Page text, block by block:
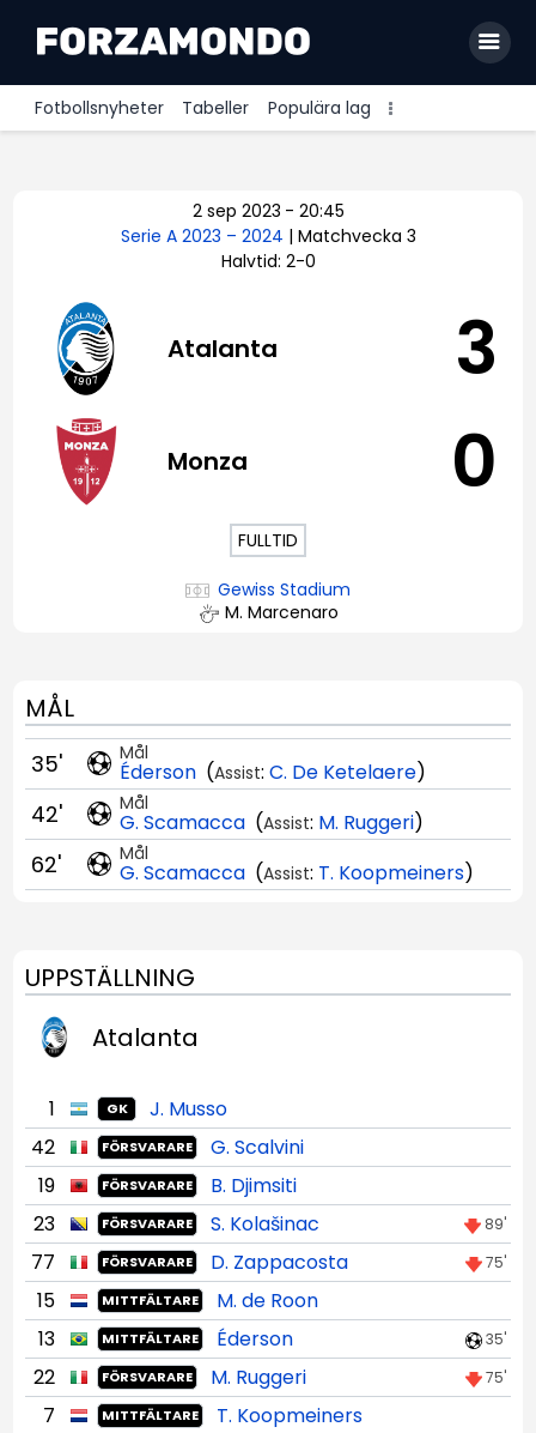
Fotbollsnyheter Tabeller Populära lag
Premier League
Bundesliga
Serie A
2 sep 2023 - 20:45
Serie A 2023 – 2024 | Matchvecka 3
Halvtid: 2-0
Atalanta 3
Monza 0
FULLTID
Gewiss Stadium
M. Marcenaro
MÅL
Mål
Éderson (Assist: C. De Ketelaere)
35'
Mål
G. Scamacca (Assist: M. Ruggeri)
42'
Mål
G. Scamacca (Assist: T. Koopmeiners)
62'
UPPSTÄLLNING
Atalanta
1 GK
J. Musso
42
FÖRSVARARE
G. Scalvini
19
FÖRSVARARE
B. Djimsiti
23
FÖRSVARARE S. Kolašinac 89'
77 FÖRSVARARE D. Zappacosta 75'
15 MITTFÄLTARE
M. de Roon
13
MITTFÄLTARE Éderson 35'
22 FÖRSVARARE M. Ruggeri 75'
7 MITTFÄLTARE
T. Koopmeiners